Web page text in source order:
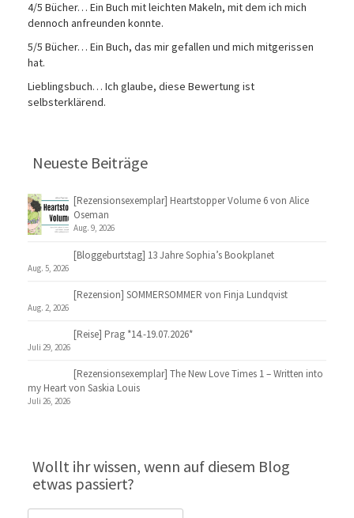
4/5 Bücher… Ein Buch mit leichten Makeln, mit dem ich mich
dennoch anfreunden konnte.
5/5 Bücher… Ein Buch, das mir gefallen und mich mitgerissen
hat.
Lieblingsbuch… Ich glaube, diese Bewertung ist
selbsterklärend.
Neueste Beiträge
[Rezensionsexemplar] Heartstopper Volume 6 von Alice
Oseman
Aug. 9, 2026
[Bloggeburtstag] 13 Jahre Sophia’s Bookplanet
Aug. 5, 2026
[Rezension] SOMMERSOMMER von Finja Lundqvist
Aug. 2, 2026
[Reise] Prag *14.-19.07.2026*
Juli 29, 2026
[Rezensionsexemplar] The New Love Times 1 – Written into
my Heart von Saskia Louis
Juli 26, 2026
Wollt ihr wissen, wenn auf diesem Blog
etwas passiert?